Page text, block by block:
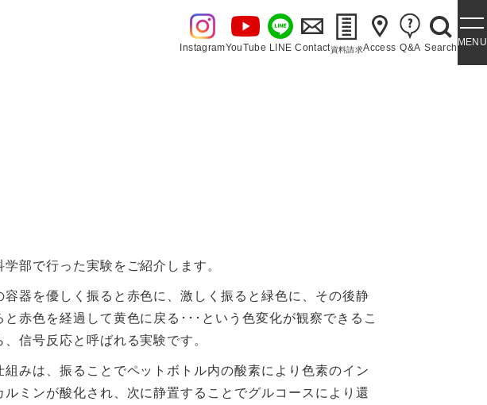
InstagramYouTube LINE Contact資料請求Access Q&A SearchMENU
学部で行った実験をご紹介します。
容器を優しく振ると赤色に、激しく振ると緑色に、その後静
と赤色を経過して黄色に戻る･･･という色変化が観察できるこ
、信号反応と呼ばれる実験です。
組みは、振ることでペットボトル内の酸素により色素のイン
ルミンが酸化され、次に静置することでグルコースにより還